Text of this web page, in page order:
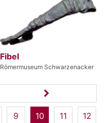
Fibel
Römermuseum Schwarzenacker
9 10 11 12